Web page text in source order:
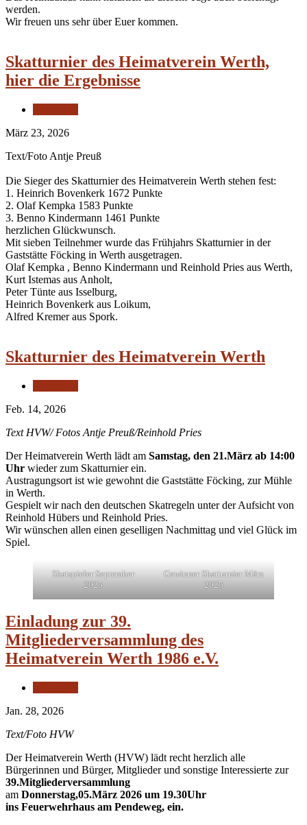
werden.
Wir freuen uns sehr über Euer kommen.
Skatturnier des Heimatverein Werth,
hier die Ergebnisse
März 23, 2026
Text/Foto Antje Preuß
Die Sieger des Skatturnier des Heimatverein Werth stehen fest:
1. Heinrich Bovenkerk 1672 Punkte
2. Olaf Kempka 1583 Punkte
3. Benno Kindermann 1461 Punkte
herzlichen Glückwunsch.
Mit sieben Teilnehmer wurde das Frühjahrs Skatturnier in der
Gaststätte Föcking in Werth ausgetragen.
Olaf Kempka , Benno Kindermann und Reinhold Pries aus Werth,
Kurt Istemas aus Anholt,
Peter Tünte aus Isselburg,
Heinrich Bovenkerk aus Loikum,
Alfred Kremer aus Spork.
Skatturnier des Heimatverein Werth
Feb. 14, 2026
Text HVW/ Fotos Antje Preuß/Reinhold Pries
Der Heimatverein Werth lädt am Samstag, den 21.März ab 14:00
Uhr wieder zum Skatturnier ein.
Austragungsort ist wie gewohnt die Gaststätte Föcking, zur Mühle
in Werth.
Gespielt wir nach den deutschen Skatregeln unter der Aufsicht von
Reinhold Hübers und Reinhold Pries.
Wir wünschen allen einen geselligen Nachmittag und viel Glück im
Spiel.
Skatspieler September
2025
Gewinner Skatturnier März
2025
Einladung zur 39.
Mitgliederversammlung des
Heimatverein Werth 1986 e.V.
Jan. 28, 2026
Text/Foto HVW
Der Heimatverein Werth (HVW) lädt recht herzlich alle
Bürgerinnen und Bürger, Mitglieder und sonstige Interessierte zur
39.Mitgliederversammlung
am Donnerstag,05.März 2026 um 19.30Uhr
ins Feuerwehrhaus am Pendeweg, ein.